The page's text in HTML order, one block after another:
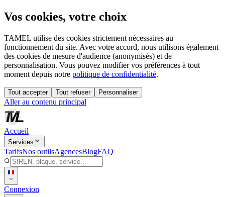
Vos cookies, votre choix
TAMEL utilise des cookies strictement nécessaires au
fonctionnement du site. Avec votre accord, nous utilisons également
des cookies de mesure d'audience (anonymisés) et de
personnalisation. Vous pouvez modifier vos préférences à tout
moment depuis notre politique de confidentialité.
Tout accepter Tout refuser Personnaliser
Aller au contenu principal
Accueil
Services
TarifsNos outilsAgencesBlogFAQ
Connexion